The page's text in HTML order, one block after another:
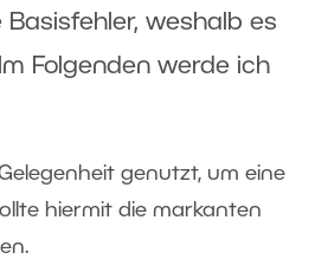
weshalb es
Folgenden werde ich
genutzt, um eine
hiermit die markanten